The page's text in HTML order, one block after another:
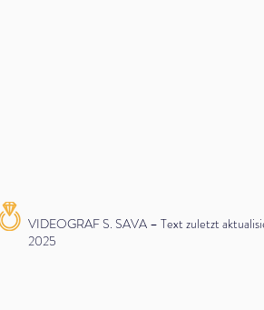
VIDEOGRAF S. SAVA – Text zuletzt
2025